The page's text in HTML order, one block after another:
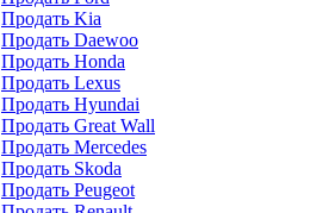
Продать Kia
Продать Daewoo
Продать Honda
Продать Lexus
Продать Hyundai
Продать Great Wall
Продать Mercedes
Продать Skoda
Продать Peugeot